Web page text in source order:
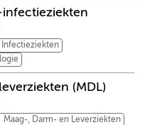
Infectieziekten
(MDL)
Maag-, Darm- en Leverziekten